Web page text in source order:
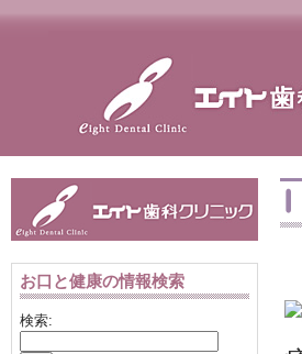
お口と健康の情報検索
検索: